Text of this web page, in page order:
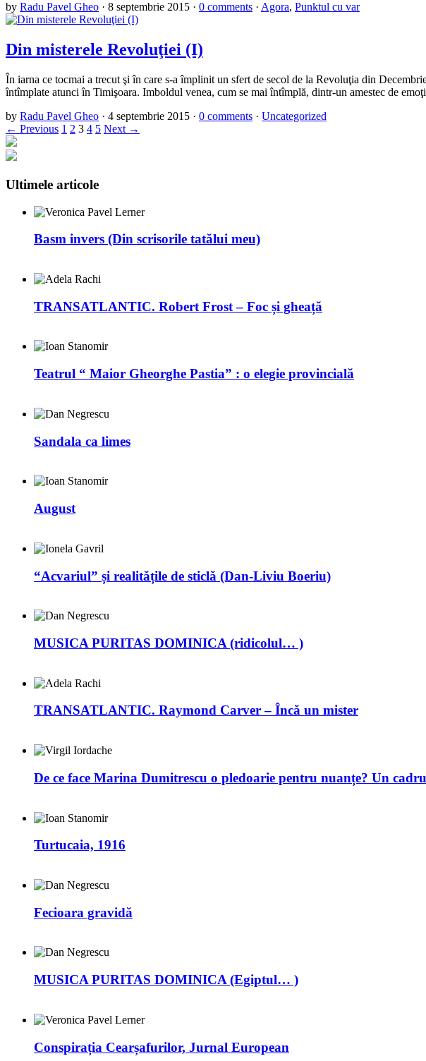
by Radu Pavel Gheo · 8 septembrie 2015 · 0 comments · Agora, Punktul cu var
Din misterele Revoluţiei (I)
În iarna ce tocmai a trecut şi în care s-a împlinit un sfert de secol de la Revoluţia din
întîmplate atunci în Timişoara. Imboldul venea, cum se mai întîmplă, dintr-un amestec de
by Radu Pavel Gheo · 4 septembrie 2015 · 0 comments · Uncategorized
← Previous 1 2 3 4 5 Next →
Ultimele articole
Basm invers (Din scrisorile tatălui meu)
TRANSATLANTIC. Robert Frost – Foc și gheață
Teatrul “ Maior Gheorghe Pastia” : o elegie provincială
Sandala ca limes
August
“Acvariul” și realitățile de sticlă (Dan-Liviu Boeriu)
MUSICA PURITAS DOMINICA (ridicolul… )
TRANSATLANTIC. Raymond Carver – Încă un mister
De ce face Marina Dumitrescu o pledoarie pentru nuanțe? Un
Turtucaia, 1916
Fecioara gravidă
MUSICA PURITAS DOMINICA (Egiptul… )
Conspirația Cearșafurilor, Jurnal European